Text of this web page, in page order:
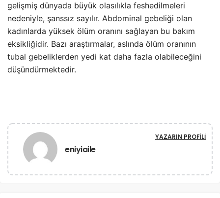
gelişmiş dünyada büyük olasılıkla feshedilmeleri
nedeniyle, şanssız sayılır. Abdominal gebeliği olan
kadınlarda yüksek ölüm oranını sağlayan bu bakım
eksikliğidir. Bazı araştırmalar, aslında ölüm oranının
tubal gebeliklerden yedi kat daha fazla olabileceğini
düşündürmektedir.
eniyiaile
YAZARIN PROFILI